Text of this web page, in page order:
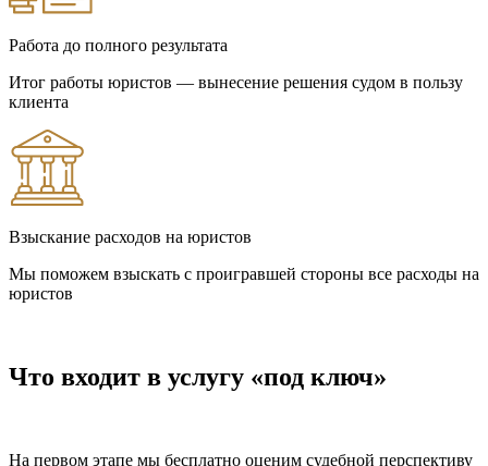
Работа до полного результата
Итог работы юристов — вынесение решения судом в пользу
клиента
Взыскание расходов на юристов
Мы поможем взыскать с проигравшей стороны все расходы на
юристов
Что входит в услугу «под ключ»
На первом этапе мы бесплатно оценим судебной перспективу